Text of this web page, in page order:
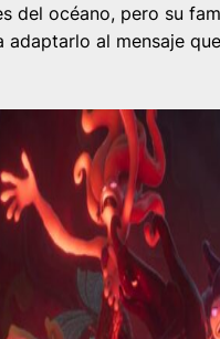
del océano, pero su
adaptarlo al mensaje